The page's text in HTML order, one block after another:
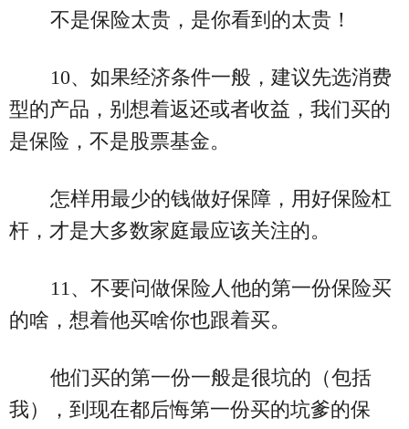
不是保险太贵，是你看到的太贵！
10、如果经济条件一般，建议先选消费
型的产品，别想着返还或者收益，我们买的
是保险，不是股票基金。
怎样用最少的钱做好保障，用好保险杠
杆，才是大多数家庭最应该关注的。
11、不要问做保险人他的第一份保险买
的啥，想着他买啥你也跟着买。
他们买的第一份一般是很坑的（包括
我），到现在都后悔第一份买的坑爹的保